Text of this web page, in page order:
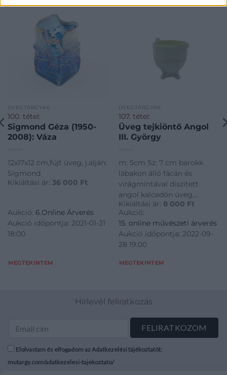
ÜVEGTÁRGYAK
100. tétel:
Sigmond Géza (1950-
2008): Váza
12x17x12 cm,fújt üveg, j.alján:
Sigmond
Kikiáltási ár: 36 000 Ft
Aukció: 6.Online Árverés
Aukció időpontja: 2021-01-31
18:00
MEGTEKINTEM
ÜVEGTÁRGYAK
107. tétel:
Üveg tejkiöntő Angol
III. György
m: 5cm Sz: 7 cm barokk
lábakon álló fácán és
virágmintával diszitett
angol kalcedón üveg,
jelezve belül,
Kikiáltási ár: 8 000 Ft
Aukció:
15. online művészeti árverés
Aukció időpontja: 2022-09-
28 19:00
MEGTEKINTEM
Hírlevél feliratkozás
Elolvastam és elfogadom az Adatkezelési tájékoztatót:
mutargy.com/adatkezelesi-tajekoztato/